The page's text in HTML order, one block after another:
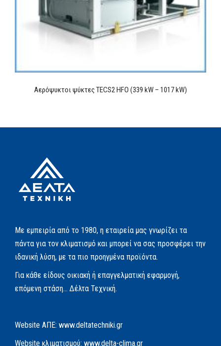
Αερόψυκτοι ψύκτες TECS2 HFO (339 kW – 1017 kW)
Με εμπειρία από το 1980, η εταιρεία μας γνωρίζει τα
πάντα για τον κλιματισμό και μπορεί να σας προσφέρει την
ιδανική λύση, με τα πιο προηγμένα προϊόντα.
Για κάθε είδους οικιακή ή επαγγελματική εφαρμογή,
επόμενη στάση… Δέλτα Τεχνική.
Website AΠΕ: www.deltatechniki.gr
Website κλιματισμού: www.delta-clima.gr